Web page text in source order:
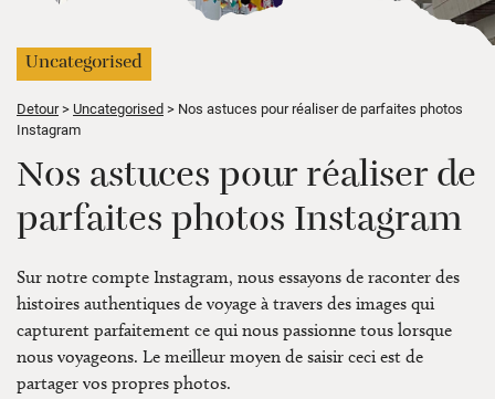
Uncategorised
Detour Uncategorised
Nos astuces pour réaliser de parfaites photos
Instagram
Nos astuces pour réaliser de
parfaites photos Instagram
Sur notre compte Instagram, nous essayons de raconter des
histoires authentiques de voyage à travers des images qui
capturent parfaitement ce qui nous passionne tous lorsque
nous voyageons. Le meilleur moyen de saisir ceci est de
partager vos propres photos.